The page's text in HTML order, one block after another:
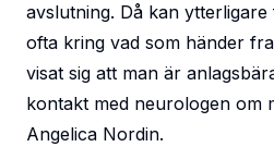
avslutning. Då kan
ofta kring vad som händer
visat sig att man är
kontakt med neurologen om
Angelica Nordin.